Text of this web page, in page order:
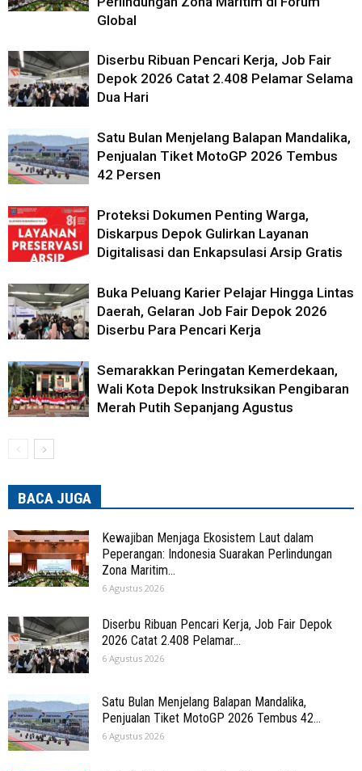
Global
Diserbu Ribuan Pencari Kerja, Job Fair
Depok 2026 Catat 2.408 Pelamar Selama
Dua Hari
Satu Bulan Menjelang Balapan Mandalika,
Penjualan Tiket MotoGP 2026 Tembus
42 Persen
Proteksi Dokumen Penting Warga,
Diskarpus Depok Gulirkan Layanan
Digitalisasi dan Enkapsulasi Arsip Gratis
Buka Peluang Karier Pelajar Hingga Lintas
Daerah, Gelaran Job Fair Depok 2026
Diserbu Para Pencari Kerja
Semarakkan Peringatan Kemerdekaan,
Wali Kota Depok Instruksikan Pengibaran
Merah Putih Sepanjang Agustus
BACA JUGA
Kewajiban Menjaga Ekosistem Laut dalam
Peperangan: Indonesia Suarakan Perlindungan
Zona Maritim...
6 Agustus 2026
Diserbu Ribuan Pencari Kerja, Job Fair Depok
2026 Catat 2.408 Pelamar...
6 Agustus 2026
Satu Bulan Menjelang Balapan Mandalika,
Penjualan Tiket MotoGP 2026 Tembus 42...
6 Agustus 2026